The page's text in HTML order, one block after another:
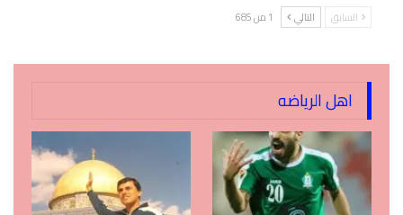
السابق التالي 1 من 685
اهل الرياضه